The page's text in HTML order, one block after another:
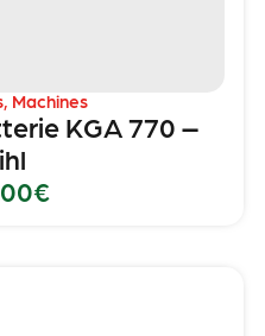
, Machines
KGA 770 –
€